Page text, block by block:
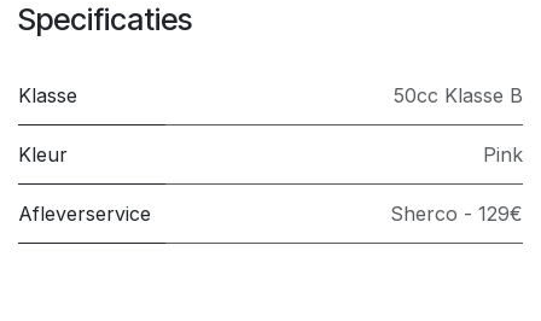
Specificaties
Klasse 50cc Klasse B
Kleur Pink
Afleverservice Sherco - 129€